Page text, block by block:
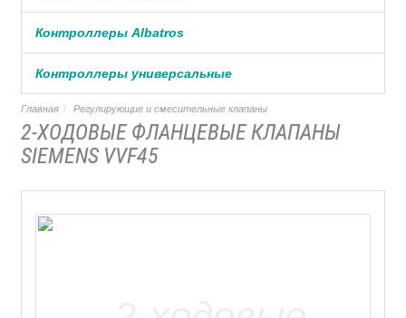
Контроллеры Albatros
Контроллеры универсальные
Главная Регулирующие и смесительные клапаны
2-ХОДОВЫЕ ФЛАНЦЕВЫЕ КЛАПАНЫ
SIEMENS VVF45